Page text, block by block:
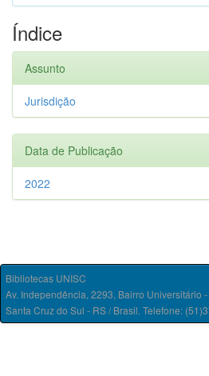
Índice
Assunto
Jurisdição
Data de Publicação
2022
Bibliotecas UNISC
Av. Independência, 2293, Bairro Universitário
Santa Cruz do Sul - RS / Brasil. Telefone: